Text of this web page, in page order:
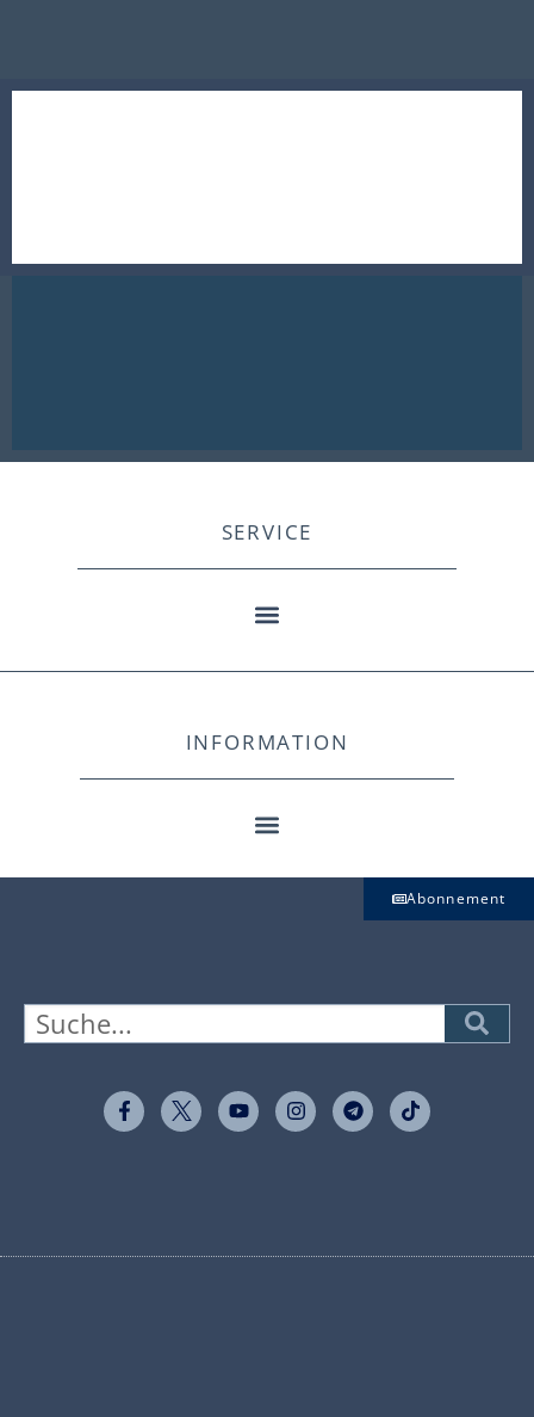
SERVICE
INFORMATION
Abonnement